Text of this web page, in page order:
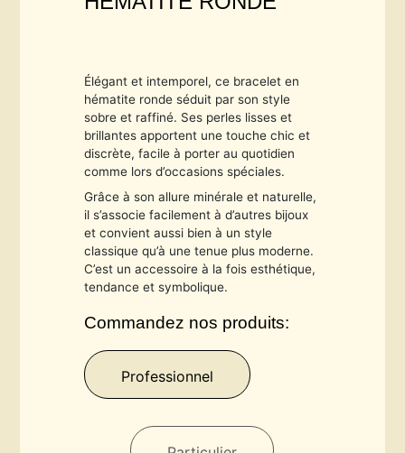
Élégant et intemporel, ce bracelet en
hématite ronde séduit par son style
sobre et raffiné. Ses perles lisses et
brillantes apportent une touche chic et
discrète, facile à porter au quotidien
comme lors d’occasions spéciales.
Grâce à son allure minérale et naturelle,
il s’associe facilement à d’autres bijoux
et convient aussi bien à un style
classique qu’à une tenue plus moderne.
C’est un accessoire à la fois esthétique,
tendance et symbolique.
Commandez nos produits:
Professionnel